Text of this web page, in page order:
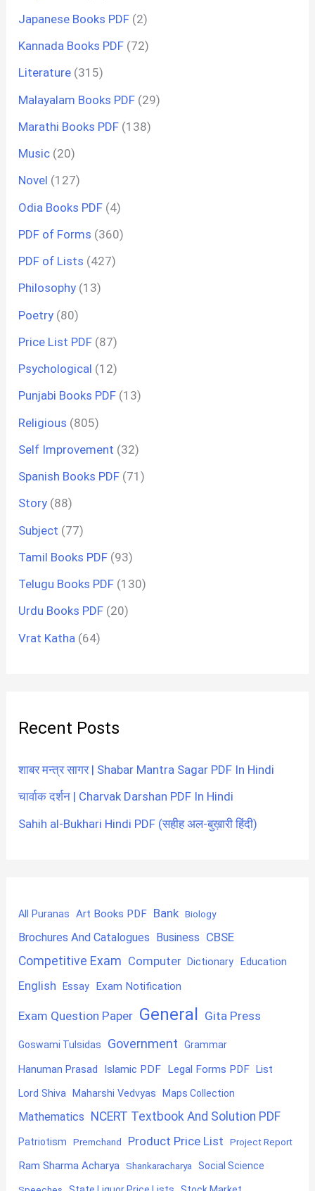
Japanese Books PDF (2)
Kannada Books PDF (72)
Literature (315)
Malayalam Books PDF (29)
Marathi Books PDF (138)
Music (20)
Novel (127)
Odia Books PDF (4)
PDF of Forms (360)
PDF of Lists (427)
Philosophy (13)
Poetry (80)
Price List PDF (87)
Psychological (12)
Punjabi Books PDF (13)
Religious (805)
Self Improvement (32)
Spanish Books PDF (71)
Story (88)
Subject (77)
Tamil Books PDF (93)
Telugu Books PDF (130)
Urdu Books PDF (20)
Vrat Katha (64)
Recent Posts
शाबर मन्त्र सागर | Shabar Mantra Sagar PDF In Hindi
चार्वाक दर्शन | Charvak Darshan PDF In Hindi
Sahih al-Bukhari Hindi PDF (सहीह अल-बुख़ारी हिंदी)
All Puranas Art Books PDF Bank Biology
Brochures And Catalogues Business CBSE
Competitive Exam Computer Dictionary Education
English Essay Exam Notification
Exam Question Paper General Gita Press
Goswami Tulsidas Government Grammar
Hanuman Prasad Islamic PDF Legal Forms PDF List
Lord Shiva Maharshi Vedvyas Maps Collection
Mathematics NCERT Textbook And Solution PDF
Patriotism Premchand Product Price List Project Report
Ram Sharma Acharya Shankaracharya Social Science